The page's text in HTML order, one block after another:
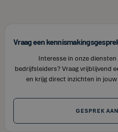
Vraag een
Interesse in onze
bedrijfsleiders? Vraag vrijblijvend
en krijg direct inzichten in
GESPREK